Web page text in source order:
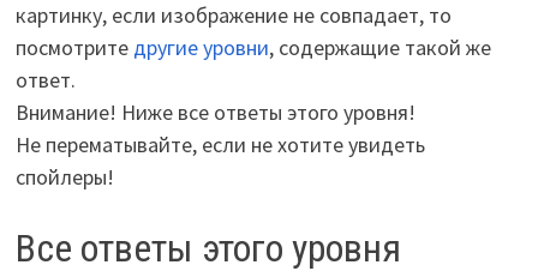
картинку, если изображение не совпадает, то
посмотрите другие уровни, содержащие такой же
ответ.
Внимание! Ниже все ответы этого уровня!
Не перематывайте, если не хотите увидеть
спойлеры!
Все ответы этого уровня